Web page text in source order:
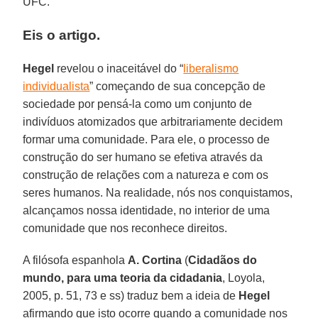
Eis o artigo.
Hegel revelou o inaceitável do “ liberalismo
individualista” começando de sua concepção de
sociedade por pensá-la como um conjunto de
indivíduos atomizados que arbitrariamente decidem
formar uma comunidade. Para ele, o processo de
construção do ser humano se efetiva através da
construção de relações com a natureza e com os
seres humanos. Na realidade, nós nos conquistamos,
alcançamos nossa identidade, no interior de uma
comunidade que nos reconhece direitos.
A filósofa espanhola A. Cortina (Cidadãos do
mundo, para uma teoria da cidadania, Loyola,
2005, p. 51, 73 e ss) traduz bem a ideia de Hegel
afirmando que isto ocorre quando a comunidade nos